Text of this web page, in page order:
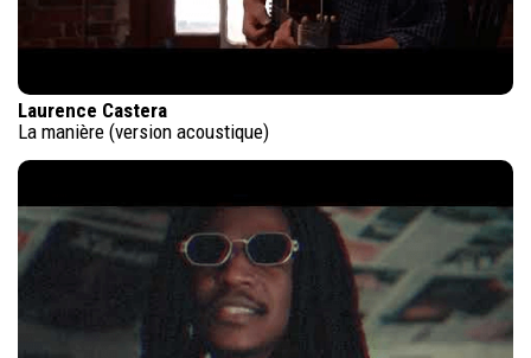
Laurence Castera
La manière (version acoustique)